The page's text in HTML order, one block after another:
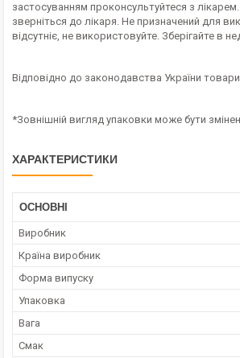
застосуванням проконсультуйтеся з лікарем.
зверніться до лікаря. Не призначений для
відсутніє, не використовуйте. Зберігайте в
Відповідно до законодавства України
*Зовнішній вигляд упаковки може бути
ХАРАКТЕРИСТИКИ
ОСНОВНІ
Виробник
Країна виробник
Форма випуску
Упаковка
Вага
Смак